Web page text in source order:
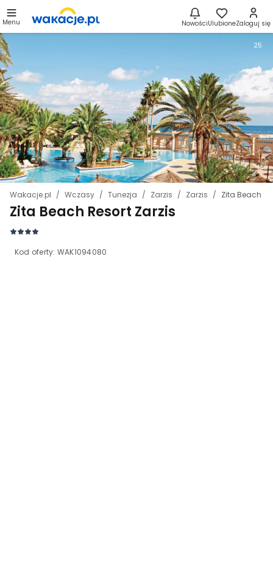
Menu NowościUlubioneZaloguj się
Wakacje.pl Wczasy Tunezja Zarzis Zarzis Zita Beach
Zita Beach Resort Zarzis
Kod oferty: WAK1094080
25